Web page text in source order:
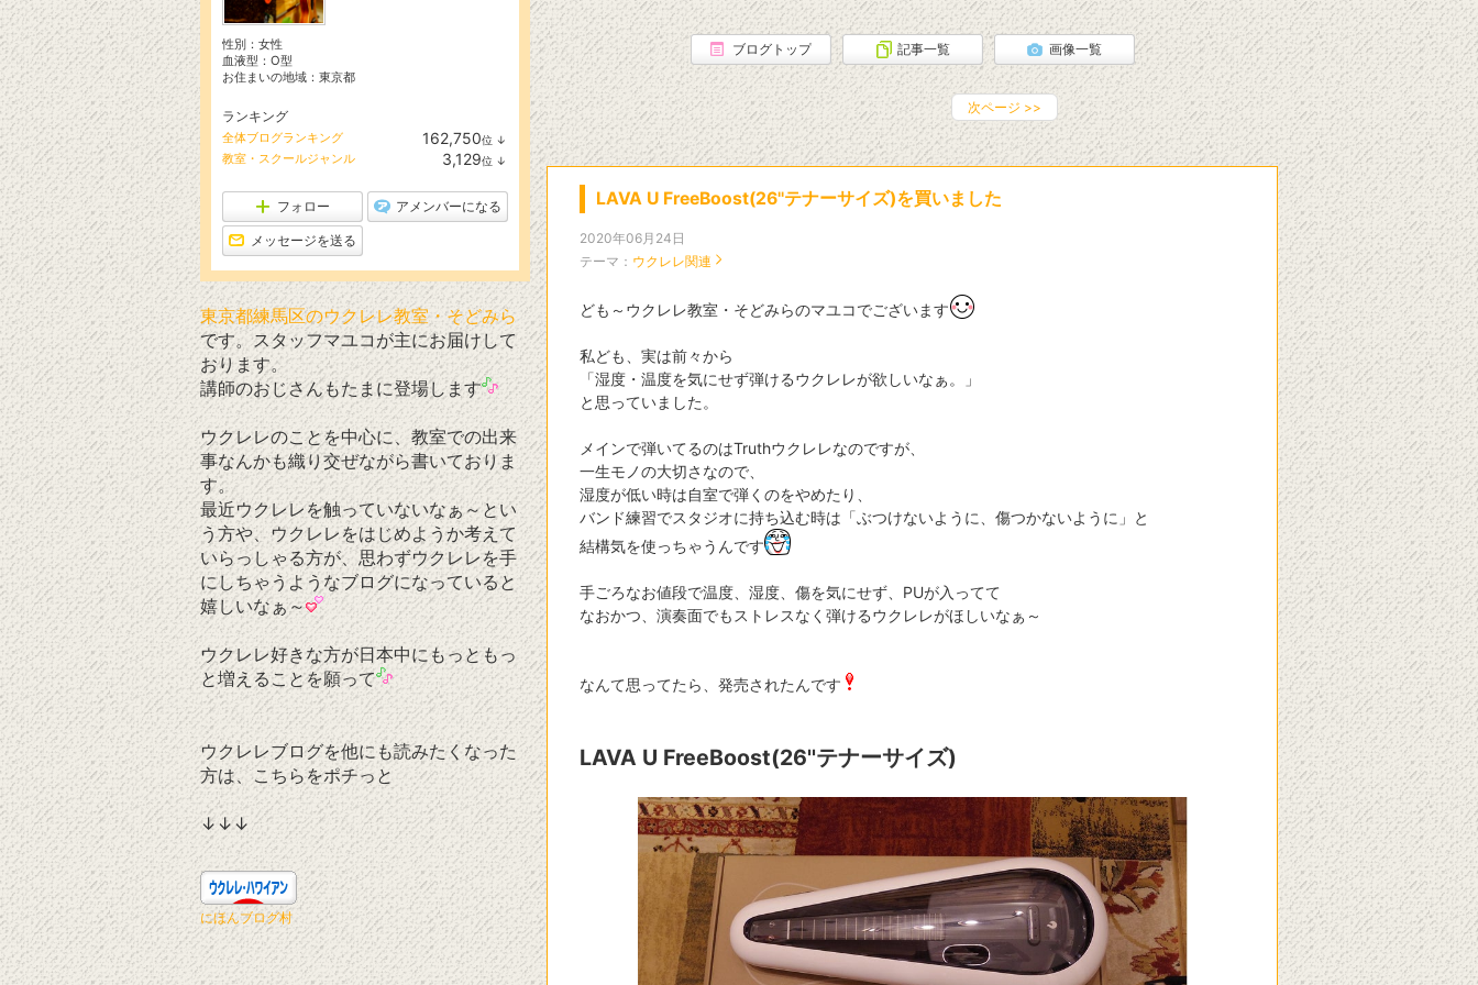
ブログトップ 記事一覧 画像一覧
次ページ >>
LAVA U FreeBoost(26''テナーサイズ)を買いました
2020年06月24日
テーマ： ウクレレ関連
ども～ウクレレ教室・そどみらのマユコでございます
私ども、実は前々から
「湿度・温度を気にせず弾けるウクレレが欲しいなぁ。」
と思っていました。
メインで弾いてるのはTruthウクレレなのですが、
一生モノの大切さなので、
湿度が低い時は自室で弾くのをやめたり、
バンド練習でスタジオに持ち込む時は「ぶつけないように、傷つかないように」と
結構気を使っちゃうんです
手ごろなお値段で温度、湿度、傷を気にせず、PUが入ってて
なおかつ、演奏面でもストレスなく弾けるウクレレがほしいなぁ～
なんて思ってたら、発売されたんです
LAVA U FreeBoost(26''テナーサイズ)
性別： 女性
血液型： O型
お住まいの地域： 東京都
ランキング
全体ブログランキング 162,750位 ↓
ン
教室・スクールジャンル 3,129位 ↓
フォロー アメンバーになる
メッセージを送る
東京都練馬区のウクレレ教室・そどみら
です。スタッフマユコが主にお届けして
おります。
講師のおじさんもたまに登場します
ウクレレのことを中心に、教室での出来
事なんかも織り交ぜながら書いておりま
す。
最近ウクレレを触っていないなぁ～とい
う方や、ウクレレをはじめようか考えて
いらっしゃる方が、思わずウクレレを手
にしちゃうようなブログになっていると
嬉しいなぁ～
ウクレレ好きな方が日本中にもっともっ
と増えることを願って
ウクレレブログを他にも読みたくなった
方は、こちらをポチっと
↓↓↓
にほんブログ村